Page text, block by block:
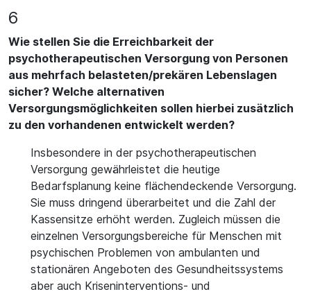
6
Wie stellen Sie die Erreichbarkeit der
psychotherapeutischen Versorgung von Personen
aus mehrfach belasteten/prekären Lebenslagen
sicher? Welche alternativen
Versorgungsmöglichkeiten sollen hierbei zusätzlich
zu den vorhandenen entwickelt werden?
Insbesondere in der psychotherapeutischen
Versorgung gewährleistet die heutige
Bedarfsplanung keine flächendeckende Versorgung.
Sie muss dringend überarbeitet und die Zahl der
Kassensitze erhöht werden. Zugleich müssen die
einzelnen Versorgungsbereiche für Menschen mit
psychischen Problemen von ambulanten und
stationären Angeboten des Gesundheitssystems
aber auch Kriseninterventions- und